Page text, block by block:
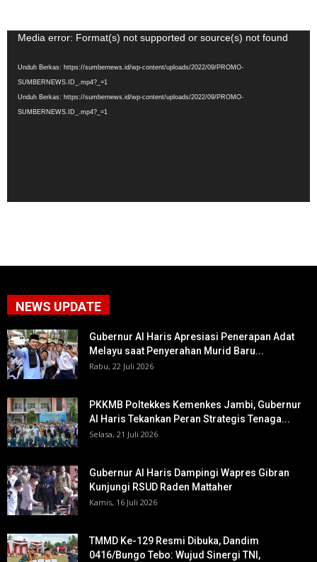
Pemutar
Media error: Format(s) not supported or source(s) not found
Unduh Berkas: https://sumbernews.id/wp-content/uploads/2022/09/PROMO-
SUMBERNEWS.ID_.mp4?_=1
Unduh Berkas: https://sumbernews.id/wp-content/uploads/2022/09/PROMO-
SUMBERNEWS.ID_.mp4?_=1
NEWS UPDATE
Gubernur Al Haris Apresiasi Penerapan Adat
Melayu saat Penyerahan Murid Baru...
Rabu, 22 Juli 2026
PKKMB Poltekkes Kemenkes Jambi, Gubernur
Al Haris Tekankan Peran Strategis Tenaga...
Selasa, 21 Juli 2026
Gubernur Al Haris Dampingi Wapres Gibran
Kunjungi RSUD Raden Mattaher
Kamis, 16 Juli 2026
TMMD Ke-129 Resmi Dibuka, Dandim
0416/Bungo Tebo: Wujud Sinergi TNI,